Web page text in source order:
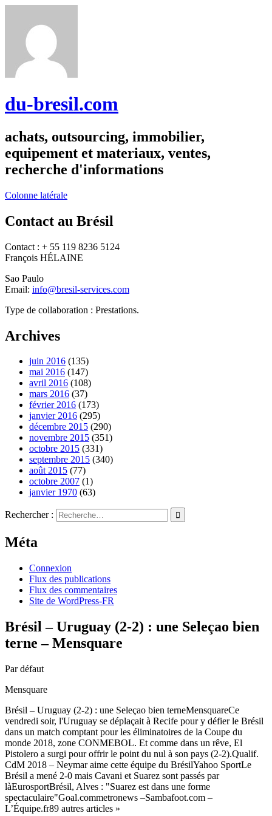
du-bresil.com
achats, outsourcing, immobilier,
equipement et materiaux, ventes,
recherche d'informations
Colonne latérale
Contact au Brésil
Contact : + 55 119 8236 5124
François HÉLAINE
Sao Paulo
Email: info@bresil-services.com
Type de collaboration : Prestations.
Archives
juin 2016 (135)
mai 2016 (147)
avril 2016 (108)
mars 2016 (37)
février 2016 (173)
janvier 2016 (295)
décembre 2015 (290)
novembre 2015 (351)
octobre 2015 (331)
septembre 2015 (340)
août 2015 (77)
octobre 2007 (1)
janvier 1970 (63)
Rechercher :
Méta
Connexion
Flux des publications
Flux des commentaires
Site de WordPress-FR
Brésil – Uruguay (2-2) : une Seleçao bien
terne – Mensquare
Par défaut
Mensquare
Brésil – Uruguay (2-2) : une Seleçao bien terneMensquareCe
vendredi soir, l'Uruguay se déplaçait à Recife pour y défier le Brésil
dans un match comptant pour les éliminatoires de la Coupe du
monde 2018, zone CONMEBOL. Et comme dans un rêve, El
Pistolero a surgi pour offrir le point du nul à son pays (2-2).Qualif.
CdM 2018 – Neymar aime cette équipe du BrésilYahoo SportLe
Brésil a mené 2-0 mais Cavani et Suarez sont passés par
làEurosportBrésil, Alves : "Suarez est dans une forme
spectaculaire"Goal.commetronews –Sambafoot.com –
L’Équipe.fr89 autres articles »